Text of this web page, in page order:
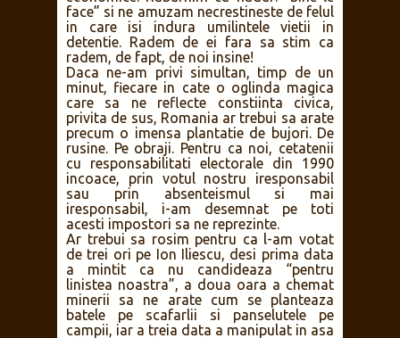
face” si ne amuzam necrestineste de felul
in care isi indura umilintele vietii in
detentie. Radem de ei fara sa stim ca
radem, de fapt, de noi insine!
Daca ne-am privi simultan, timp de un
minut, fiecare in cate o oglinda magica
care sa ne reflecte constiinta civica,
privita de sus, Romania ar trebui sa arate
precum o imensa plantatie de bujori. De
rusine. Pe obraji. Pentru ca noi, cetatenii
cu responsabilitati electorale din 1990
incoace, prin votul nostru iresponsabil
sau prin absenteismul si mai
iresponsabil, i-am desemnat pe toti
acesti impostori sa ne reprezinte.
Ar trebui sa rosim pentru ca l-am votat
de trei ori pe Ion Iliescu, desi prima data
a mintit ca nu candideaza “pentru
linistea noastra”, a doua oara a chemat
minerii sa ne arate cum se planteaza
batele pe scafarlii si panselutele pe
campii, iar a treia data a manipulat in asa